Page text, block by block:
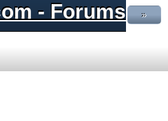
- Forums
»